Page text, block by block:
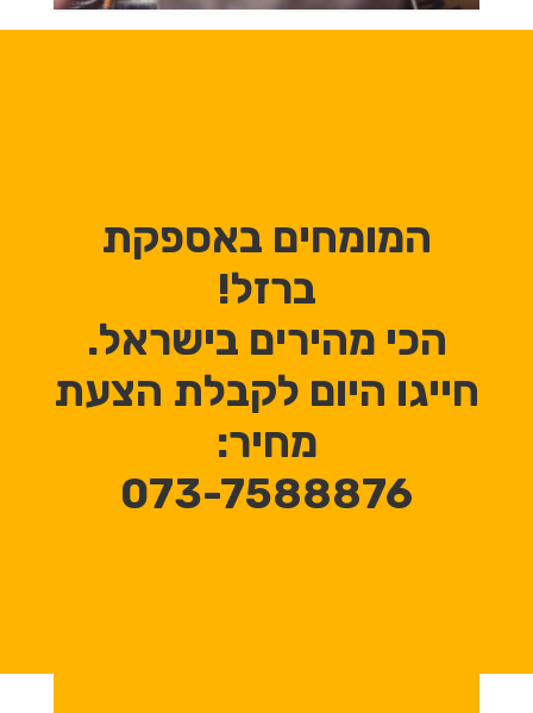
המומחים באספקת
ברזל!
הכי מהירים בישראל.
חייגו היום לקבלת הצעת
מחיר:
073-7588876